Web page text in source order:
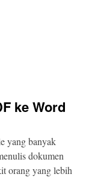
ke Word
yang banyak
dokumen
orang yang lebih